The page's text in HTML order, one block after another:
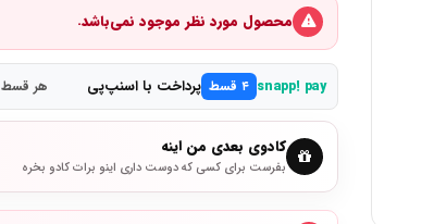
محصول مورد نظر موجود نمی‌باشد.
snapp! pay ۴ قسط پرداخت با اسنپ‌پی هر قسط 6,425,000 تومان
کادوی بعدی من اینه
بفرست برای کسی که دوست داری اینو برات کادو بخره